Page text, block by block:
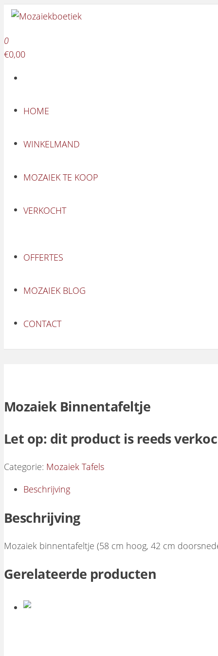
Ga naar de inhoud
0
€0,00
HOME
WINKELMAND
MOZAIEK TE KOOP
VERKOCHT
OFFERTES
MOZAIEK BLOG
CONTACT
Mozaiek Binnentafeltje
Let op: dit product is reeds
Categorie: Mozaiek Tafels
Beschrijving
Beschrijving
Mozaiek binnentafeltje (58 cm hoog, 42 cm
Gerelateerde producten